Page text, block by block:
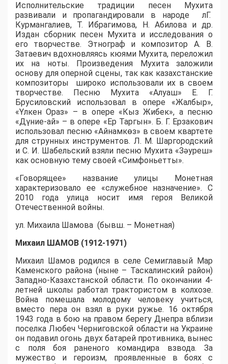
Исполнительские традиции песен Мухита
развивали и пропагандировали в народе лГ.
Курмангалиев, Т. Ибрагимова, Н. Абилова и др.
Издан сборник песен Мухита и исследования о
его творчестве. Этнограф и композитор А. В.
Затаевич вдохновляясь кюями Мухита, переложил
их на ноты. Произведения Мухита заложили
основу для оперной сцены, так как казахстанские
композиторы широко использовали их в своем
творчестве. Песню Мухита «Алуаш» Е. Г.
Брусиловский использовал в опере «Жалбыр»,
«Үлкен Ораз» – в опере «Кыз Жибек», а песню
«Дүние-ай» – в опере «Ер Таргын». Б. Г. Ерзакович
использовал песню «Айнамкөз» в своем квартете
для струнных инструментов. Л. М. Шаргородский
и С. И. Шабельский взяли песню Мухита «Зәуреш»
как основную тему своей «Симфоньетты».
«Говорящее» название улицы Монетная
характеризовало ее «служебное назначение». С
2010 года улица носит имя героя Великой
Отечественной войны.
ул. Михаила Шамова (бывш. – Монетная)
Михаил ШАМОВ (1912-1971)
Михаил Шамов родился в селе Семиглавый Мар
Каменского района (ныне – Таскалинский район)
Западно-Казахстанской области. По окончании 4-
летней школы работал трактористом в колхозе.
Война помешала молодому человеку учиться,
вместо пера он взял в руки ружье. 16 октября
1943 года в бою на правом берегу Днепра вблизи
поселка Любеч Черниговской области на Украине
он подавил огонь двух батарей противника, вынес
с поля боя раненого командира взвода. За
мужество и героизм, проявленные в боях с